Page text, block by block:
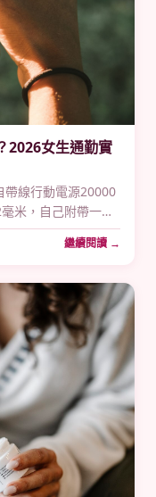
2026女生通勤實
帶線行動電源20000
米，自己附帶一條
線吸住iPhone就揀
、77.4Wh，同樣
繼續閱讀 →